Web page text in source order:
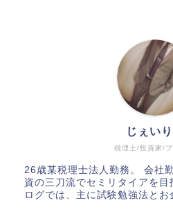
税理士/投資家/
じぇい
26歳某税理士法人勤務。 会社
資の三刀流でセミリタイアを
ログでは、主に試験勉強法と